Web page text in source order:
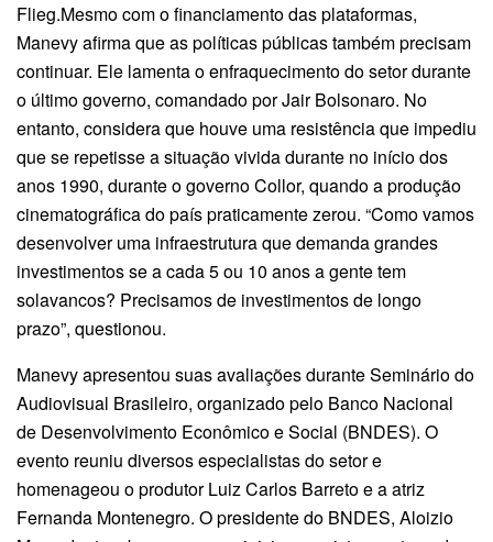
Flieg.Mesmo com o financiamento das plataformas,
Manevy afirma que as políticas públicas também precisam
continuar. Ele lamenta o enfraquecimento do setor durante
o último governo, comandado por Jair Bolsonaro. No
entanto, considera que houve uma resistência que impediu
que se repetisse a situação vivida durante no início dos
anos 1990, durante o governo Collor, quando a produção
cinematográfica do país praticamente zerou. “Como vamos
desenvolver uma infraestrutura que demanda grandes
investimentos se a cada 5 ou 10 anos a gente tem
solavancos? Precisamos de investimentos de longo
prazo”, questionou.
Manevy apresentou suas avaliações durante Seminário do
Audiovisual Brasileiro, organizado pelo Banco Nacional
de Desenvolvimento Econômico e Social (BNDES). O
evento reuniu diversos especialistas do setor e
homenageou o produtor Luiz Carlos Barreto e a atriz
Fernanda Montenegro. O presidente do BNDES, Aloizio